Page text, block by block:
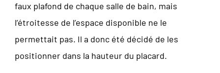
faux plafond de chaque salle de bain, mais
l’étroitesse de l’espace disponible ne le
permettait pas. Il a donc été décidé de les
positionner dans la hauteur du placard.